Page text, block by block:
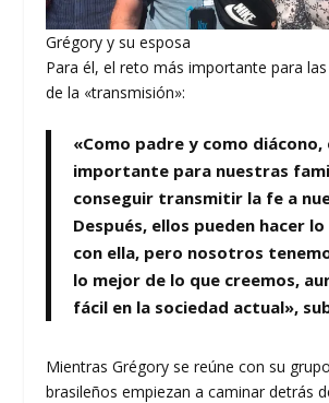
Grégory y su esposa
Para él, el reto más importante para
de la «transmisión»:
«Como padre y como
importante para nuestras
conseguir transmitir la fe a
Después, ellos pueden hacer
con ella, pero nosotros
lo mejor de lo que creemos,
fácil en la sociedad actual»,
Mientras Grégory se reúne con su
brasileños empiezan a caminar detrás